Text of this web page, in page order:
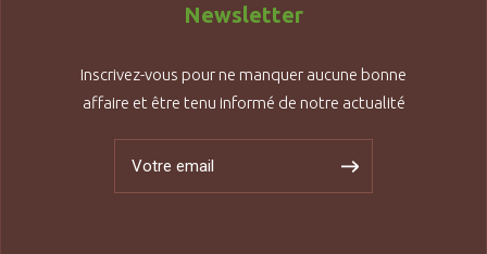
Newsletter
Inscrivez-vous pour ne manquer aucune bonne
affaire et être tenu informé de notre actualité